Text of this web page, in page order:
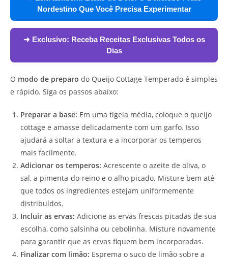
Nordestino Que Você Precisa Experimentar
➜ Exclusivo: Receba Receitas Exclusivas Todos os
Dias
O modo de preparo do Queijo Cottage Temperado é simples
e rápido. Siga os passos abaixo:
Preparar a base: Em uma tigela média, coloque o queijo
cottage e amasse delicadamente com um garfo. Isso
ajudará a soltar a textura e a incorporar os temperos
mais facilmente.
Adicionar os temperos: Acrescente o azeite de oliva, o
sal, a pimenta-do-reino e o alho picado. Misture bem até
que todos os ingredientes estejam uniformemente
distribuídos.
Incluir as ervas: Adicione as ervas frescas picadas de sua
escolha, como salsinha ou cebolinha. Misture novamente
para garantir que as ervas fiquem bem incorporadas.
Finalizar com limão: Esprema o suco de limão sobre a